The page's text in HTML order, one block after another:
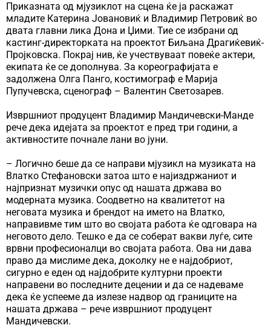
Приказната од мјузиклот на сцена ќе ја раскажат
младите Катерина Јовановиќ и Владимир Петровиќ во
двата главни лика Дона и Џими. Тие се избрани од
кастинг-директорката на проектот Биљана Драгиќевиќ-
Пројковска. Покрај нив, ќе учествуваат повеќе актери,
екипата ќе се дополнува. За кореографијата е
задолжена Олга Панго, костимограф е Марија
Пупучевска, сценограф – Валентин Светозарев.
Извршниот продуцент Владимир Мандичевски-Манде
рече дека идејата за проектот е пред три години, а
активностите почнале лани во јуни.
– Логично беше да се направи мјузикл на музиката на
Влатко Стефановски затоа што е најиздржаниот и
најпризнат музички опус од нашата држава во
модерната музика. Соодветно на квалитетот на
неговата музика и брендот на името на Влатко,
направивме тим што во својата работа ќе одговара на
неговото дело. Тешко е да се соберат вакви луѓе, сите
врвни професионалци во својата работа. Ова ни дава
право да мислиме дека, доколку не е најдобриот,
сигурно е еден од најдобрите културни проекти
направени во последните децении и да се надеваме
дека ќе успееме да излезе надвор од границите на
нашата држава – рече извршниот продуцент
Мандичевски.